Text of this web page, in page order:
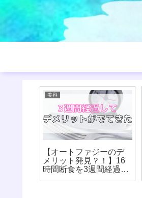
美容
【ホワイトニング歯磨
き粉では白くならな
い？】海外製品のコル